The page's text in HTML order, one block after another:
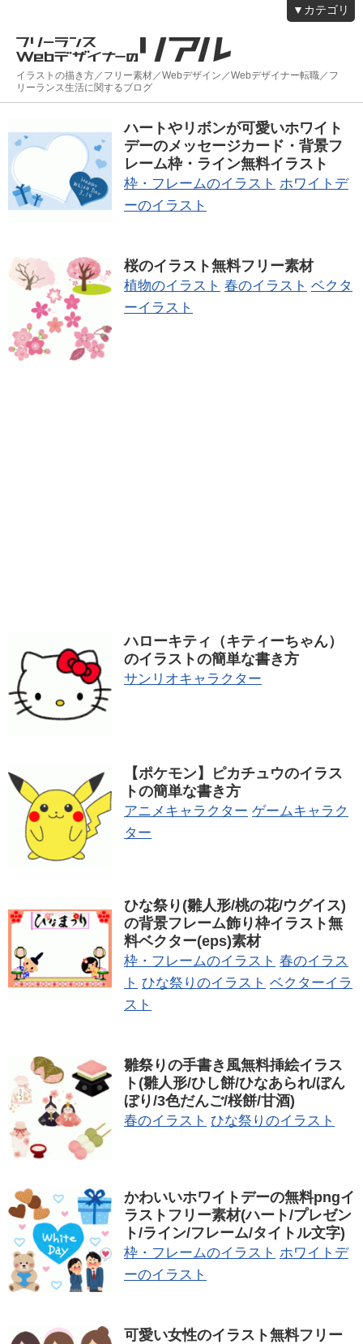
▼カテゴリ
イラストの描き方／フリー素材／Webデザイン／Webデザイナー転職／フ
リーランス生活に関するブログ
ハートやリボンが可愛いホワイト
デーのメッセージカード・背景フ
レーム枠・ライン無料イラスト
枠・フレームのイラスト ホワイトデ
ーのイラスト
桜のイラスト無料フリー素材
植物のイラスト 春のイラスト ベクタ
ーイラスト
ハローキティ（キティーちゃん）
のイラストの簡単な書き方
サンリオキャラクター
【ポケモン】ピカチュウのイラス
トの簡単な書き方
アニメキャラクター ゲームキャラク
ター
ひな祭り(雛人形/桃の花/ウグイス)
の背景フレーム飾り枠イラスト無
料ベクター(eps)素材
枠・フレームのイラスト 春のイラス
ト ひな祭りのイラスト ベクターイラ
スト
雛祭りの手書き風無料挿絵イラス
ト(雛人形/ひし餅/ひなあられ/ぼん
ぼり/3色だんご/桜餅/甘酒)
春のイラスト ひな祭りのイラスト
かわいいホワイトデーの無料pngイ
ラストフリー素材(ハート/プレゼン
ト/ライン/フレーム/タイトル文字)
枠・フレームのイラスト ホワイトデ
ーのイラスト
可愛い女性のイラスト無料フリー